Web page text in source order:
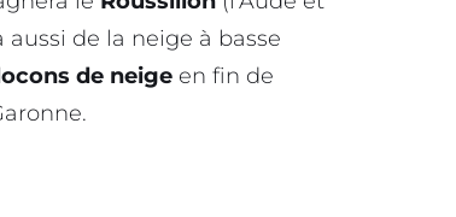
de la neige à basse
de neige en fin de